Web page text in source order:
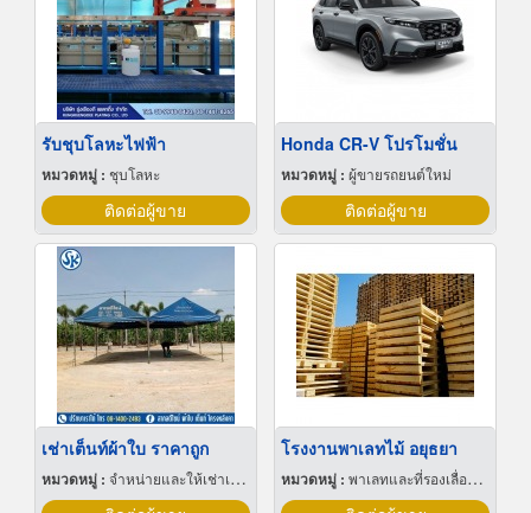
รับชุบโลหะไฟฟ้า
หมวดหมู่ : ชุบโลหะ
ติดต่อผู้ขาย
Honda CR-V โปรโมชั่น
หมวดหมู่ : ผู้ขายรถยนต์ใหม่
ติดต่อผู้ขาย
เช่าเต็นท์ผ้าใบ ราคาถูก
หมวดหมู่ : จำหน่ายและให้เช่าเต็นท์
โรงงานพาเลทไม้ อยุธยา
หมวดหมู่ : พาเลทและที่รองเลื่อนกะบะ